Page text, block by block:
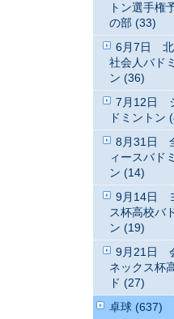
トン選手権
の部 (33)
6月7日 北
社会人バド
ン (36)
7月12日
ドミントン
8月31日
ィースバド
ン (14)
9月14日
ス杯高校バ
ン (19)
9月21日
ネックス杯
ド (27)
卓球 (637)